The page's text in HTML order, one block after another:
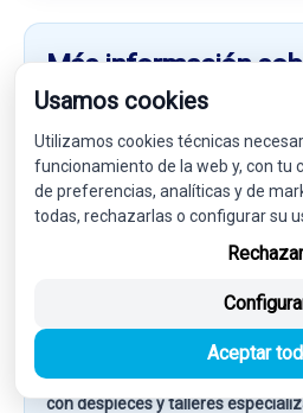
Más información
ARRANQUE
En esta categoría encontrarás
25183761 1196601 compatible
ORLANDO 2.0 DIESEL CAT
relacionados con la referencia
descripción y los datos técnicos
pocos días laborables en
fuera de ella. EnValdizarbe
con despieces y talleres
Usamos cookies
Utilizamos cookies técnicas
funcionamiento de la web y, con tu
de preferencias, analíticas y de
todas, rechazarlas o configurar su
Rechazar
Aceptar